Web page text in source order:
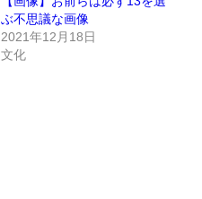
ぶ不思議な画像
2021年12月18日
文化